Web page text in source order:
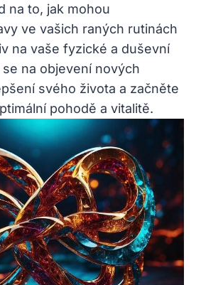
na to, jak mohou
ve vašich raných rutinách
na vaše fyzické a duševní
na objevení nových
svého života a začněte
pohodě a vitalitě.